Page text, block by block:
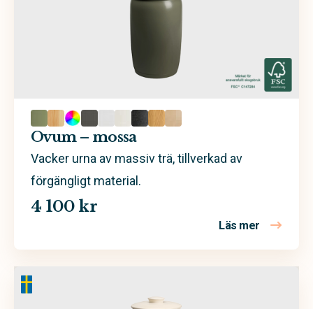
Ovum – mossa
Vacker urna av massiv trä, tillverkad av
förgängligt material.
4 100 kr
Läs mer om Ovum